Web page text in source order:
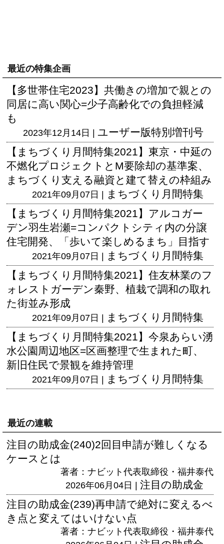
最近の特集企画
【多世帯住宅2023】共働きの増加で親との
同居に高い関心=少子高齢化での負担軽減
も
2023年12月14日 | ユーザー版特別増刊号
【まちづくり月間特集2021】東京・中延の
不燃化プロジェクトとM要除却の基準案、
まちづくり支える融資と建て替えの枠組み
2021年09月07日 | まちづくり月間特集
【まちづくり月間特集2021】アルコガー
デン羽生岩瀬=コンパクトシティ内の分譲
住宅開発、「歩いて楽しめるまち」目指す
2021年09月07日 | まちづくり月間特集
【まちづくり月間特集2021】住友林業のフ
ォレストガーデン秦野、植栽で調和の取れ
た街並み形成
2021年09月07日 | まちづくり月間特集
【まちづくり月間特集2021】今泉あらい湧
水公園周辺地区=区画整理で生まれた町、
新旧住民で景観を維持管理
2021年09月07日 | まちづくり月間特集
最近の連載
注目の助成金(240)2回目申請が難しくなる
ケースとは
著者：ナビット代表取締役・福井泰代
2026年06月04日 | 注目の助成金
注目の助成金(239)再申請で絶対に変えるべ
き点と変えてはいけない点
著者：ナビット代表取締役・福井泰代